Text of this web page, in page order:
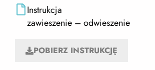
Instrukcja
zawieszenie – odwieszenie
POBIERZ INSTRUKCJĘ